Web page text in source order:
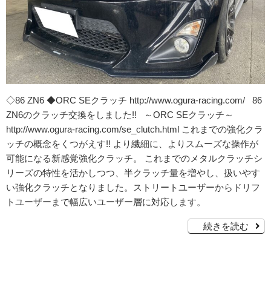
◇86 ZN6 ◆ORC SEクラッチ http://www.ogura-racing.com/ 86
ZN6のクラッチ交換をしました!! ～ORC SEクラッチ～
http://www.ogura-racing.com/se_clutch.html これまでの強化クラ
ッチの概念をくつがえす!! より繊細に、よりスムーズな操作が
可能になる新感覚強化クラッチ。 これまでのメタルクラッチシ
リーズの特性を活かしつつ、半クラッチ量を増やし、扱いやす
い強化クラッチとなりました。ストリートユーザーからドリフ
トユーザーまで幅広いユーザー層に対応します。
続きを読む